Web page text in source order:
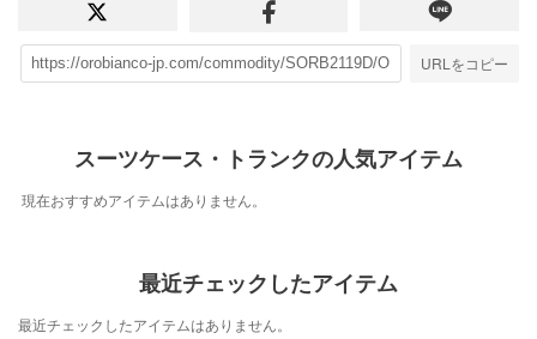
URLをコピー
スーツケース・トランクの人気アイテム
現在おすすめアイテムはありません。
最近チェックしたアイテム
最近チェックしたアイテムはありません。